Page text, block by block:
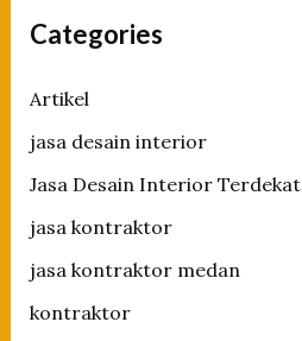
Categories
Artikel
jasa desain interior
Jasa Desain Interior Terdekat
jasa kontraktor
jasa kontraktor medan
kontraktor